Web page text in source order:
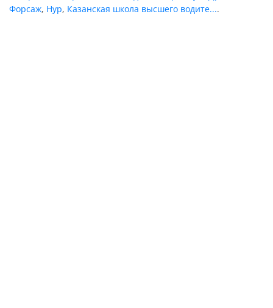
Форсаж, Нур, Казанская школа высшего водите....